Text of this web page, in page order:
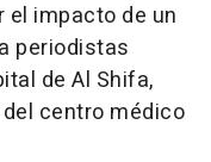
impacto de un
periodistas
de Al Shifa,
centro médico